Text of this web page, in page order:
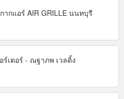
ากแอร์ AIR GRILLE นนทบุรี
ร์เตอร์ - ณฐาภพ เวลดิ้ง